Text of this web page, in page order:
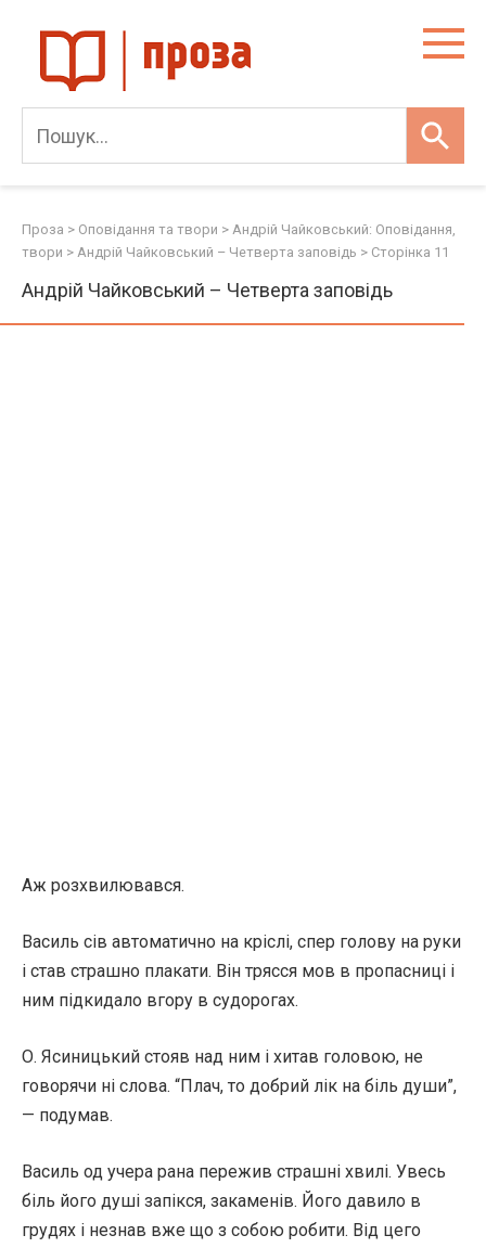
content
Проза > Оповідання та твори > Андрій Чайковський: Оповідання,
твори > Андрій Чайковський – Четверта заповідь > Сторінка 11
Андрій Чайковський – Четверта заповідь
Аж розхвилювався.
Василь сів автоматично на кріслі, спер голову на руки
і став страшно плакати. Він трясся мов в пропасниці і
ним підкидало вгору в судорогах.
О. Ясиницький стояв над ним і хитав головою, не
говорячи ні слова. “Плач, то добрий лік на біль души”,
— подумав.
Василь од учера рана пережив страшні хвилі. Увесь
біль його душі запікся, закаменів. Його давило в
грудях і незнав вже що з собою робити. Від цего